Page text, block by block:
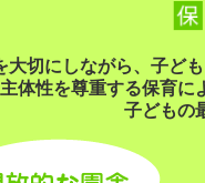
大切にしながら、子ど
主体性を尊重する保育に
子どもの